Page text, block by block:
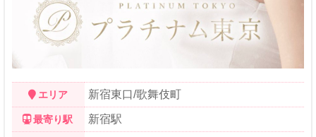
エリア 新宿東口/歌舞伎町
最寄り駅 新宿駅